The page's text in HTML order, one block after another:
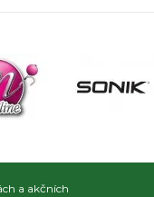
a akčních